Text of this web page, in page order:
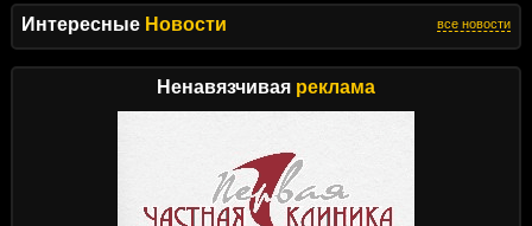
Интересные Новости все новости
Ненавязчивая реклама